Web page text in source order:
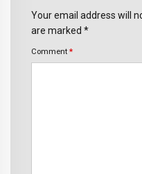
Your email address will
are marked *
Comment *